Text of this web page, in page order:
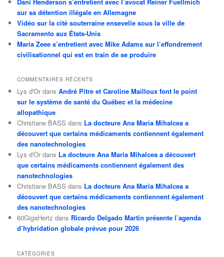
sur sa détention illégale en Allemagne
Vidéo sur la cité souterraine ensevelie sous la ville de
Sacramento aux États-Unis
Maria Zeee s’entretient avec Mike Adams sur l’effondrement
civilisationnel qui est en train de se produire
COMMENTAIRES RÉCENTS
Lys d'Or dansAndré Pitre et Caroline Mailloux font le point
sur le système de santé du Québec et la médecine
allopathique
Christiane BASS dans La docteure Ana Maria Mihalcea a
découvert que certains médicaments contiennent également
des nanotechnologies
Lys d'Or dans La docteure Ana Maria Mihalcea a découvert
que certains médicaments contiennent également des
nanotechnologies
Christiane BASS dans La docteure Ana Maria Mihalcea a
découvert que certains médicaments contiennent également
des nanotechnologies
60GigaHertz dans Ricardo Delgado Martin présente l’agenda
d’hybridation globale prévue pour 2026
CATÉGORIES